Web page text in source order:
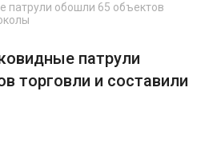
патрули обошли 65 объектов
патрули
торговли и составили